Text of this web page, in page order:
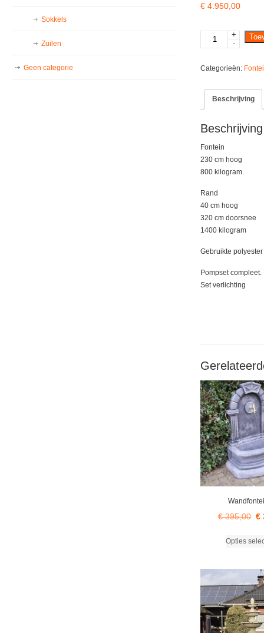
€ 4.950,00
Actie
Fontein
8
rand
compleet
aantal
+
-
Categorieën:
Beschrijving
Beschrijving
Fontein
230 cm hoog
800 kilogram.
Rand
40 cm hoog
320 cm doorsnee
1400 kilogram
Gebruikte
Pompset compleet.
Set verlichting
€395,00 €
Opties
Sokkels
Zuilen
Geen categorie